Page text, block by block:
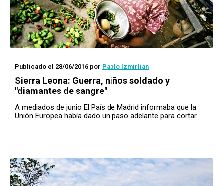
Publicado el 28/06/2016 por Pablo Izmirlian
Sierra Leona: Guerra, niños soldado y
"diamantes de sangre"
A mediados de junio El País de Madrid informaba que la
Unión Europea había dado un paso adelante para cortar…